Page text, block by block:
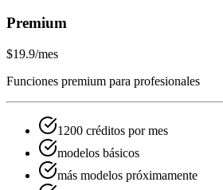
Premium
$19.9/mes
Funciones premium para profesionales
1200 créditos por mes
modelos básicos
más modelos próximamente